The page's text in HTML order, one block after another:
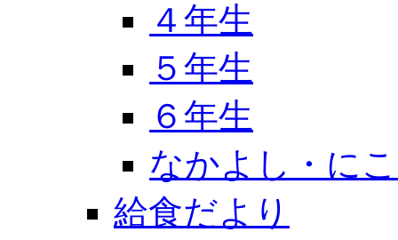
４年生
５年生
６年生
なかよし・に
給食だより